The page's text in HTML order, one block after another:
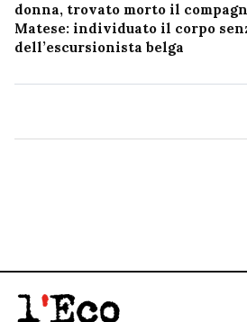
donna, trovato morto il
Matese: individuato il corpo
dell’escursionista belga